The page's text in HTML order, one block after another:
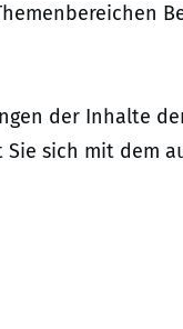
der Inhalte
sich mit dem